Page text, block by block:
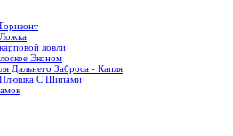
ловли
Эконом
Дальнего Заброса - Капля
Плюшка С Шипами